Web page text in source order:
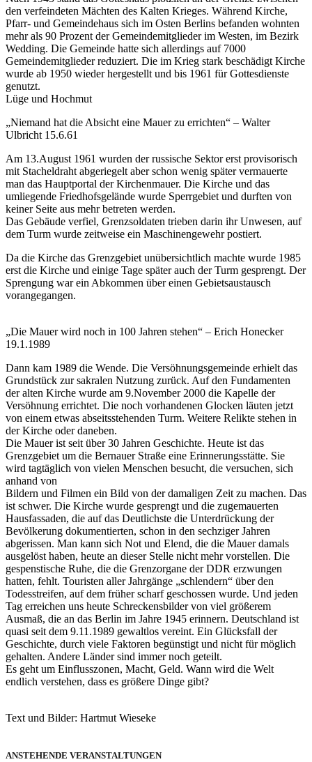
den verfeindeten Mächten des Kalten Krieges. Während Kirche,
Pfarr- und Gemeindehaus sich im Osten Berlins befanden wohnten
mehr als 90 Prozent der Gemeindemitglieder im Westen, im Bezirk
Wedding. Die Gemeinde hatte sich allerdings auf 7000
Gemeindemitglieder reduziert. Die im Krieg stark beschädigt Kirche
wurde ab 1950 wieder hergestellt und bis 1961 für Gottesdienste
genutzt.
Lüge und Hochmut
„Niemand hat die Absicht eine Mauer zu errichten“ – Walter
Ulbricht 15.6.61
Am 13.August 1961 wurden der russische Sektor erst provisorisch
mit Stacheldraht abgeriegelt aber schon wenig später vermauerte
man das Hauptportal der Kirchenmauer. Die Kirche und das
umliegende Friedhofsgelände wurde Sperrgebiet und durften von
keiner Seite aus mehr betreten werden.
Das Gebäude verfiel, Grenzsoldaten trieben darin ihr Unwesen, auf
dem Turm wurde zeitweise ein Maschinengewehr postiert.
Da die Kirche das Grenzgebiet unübersichtlich machte wurde 1985
erst die Kirche und einige Tage später auch der Turm gesprengt. Der
Sprengung war ein Abkommen über einen Gebietsaustausch
vorangegangen.
„Die Mauer wird noch in 100 Jahren stehen“ – Erich Honecker
19.1.1989
Dann kam 1989 die Wende. Die Versöhnungsgemeinde erhielt das
Grundstück zur sakralen Nutzung zurück. Auf den Fundamenten
der alten Kirche wurde am 9.November 2000 die Kapelle der
Versöhnung errichtet. Die noch vorhandenen Glocken läuten jetzt
von einem etwas abseitsstehenden Turm. Weitere Relikte stehen in
der Kirche oder daneben.
Die Mauer ist seit über 30 Jahren Geschichte. Heute ist das
Grenzgebiet um die Bernauer Straße eine Erinnerungsstätte. Sie
wird tagtäglich von vielen Menschen besucht, die versuchen, sich
anhand von
Bildern und Filmen ein Bild von der damaligen Zeit zu machen. Das
ist schwer. Die Kirche wurde gesprengt und die zugemauerten
Hausfassaden, die auf das Deutlichste die Unterdrückung der
Bevölkerung dokumentierten, schon in den sechziger Jahren
abgerissen. Man kann sich Not und Elend, die die Mauer damals
ausgelöst haben, heute an dieser Stelle nicht mehr vorstellen. Die
gespenstische Ruhe, die die Grenzorgane der DDR erzwungen
hatten, fehlt. Touristen aller Jahrgänge „schlendern“ über den
Todesstreifen, auf dem früher scharf geschossen wurde. Und jeden
Tag erreichen uns heute Schreckensbilder von viel größerem
Ausmaß, die an das Berlin im Jahre 1945 erinnern. Deutschland ist
quasi seit dem 9.11.1989 gewaltlos vereint. Ein Glücksfall der
Geschichte, durch viele Faktoren begünstigt und nicht für möglich
gehalten. Andere Länder sind immer noch geteilt.
Es geht um Einflusszonen, Macht, Geld. Wann wird die Welt
endlich verstehen, dass es größere Dinge gibt?
Text und Bilder: Hartmut Wieseke
ANSTEHENDE VERANSTALTUNGEN